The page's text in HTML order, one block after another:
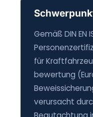
Gemäß DIN EN
für
bewertung
verursacht